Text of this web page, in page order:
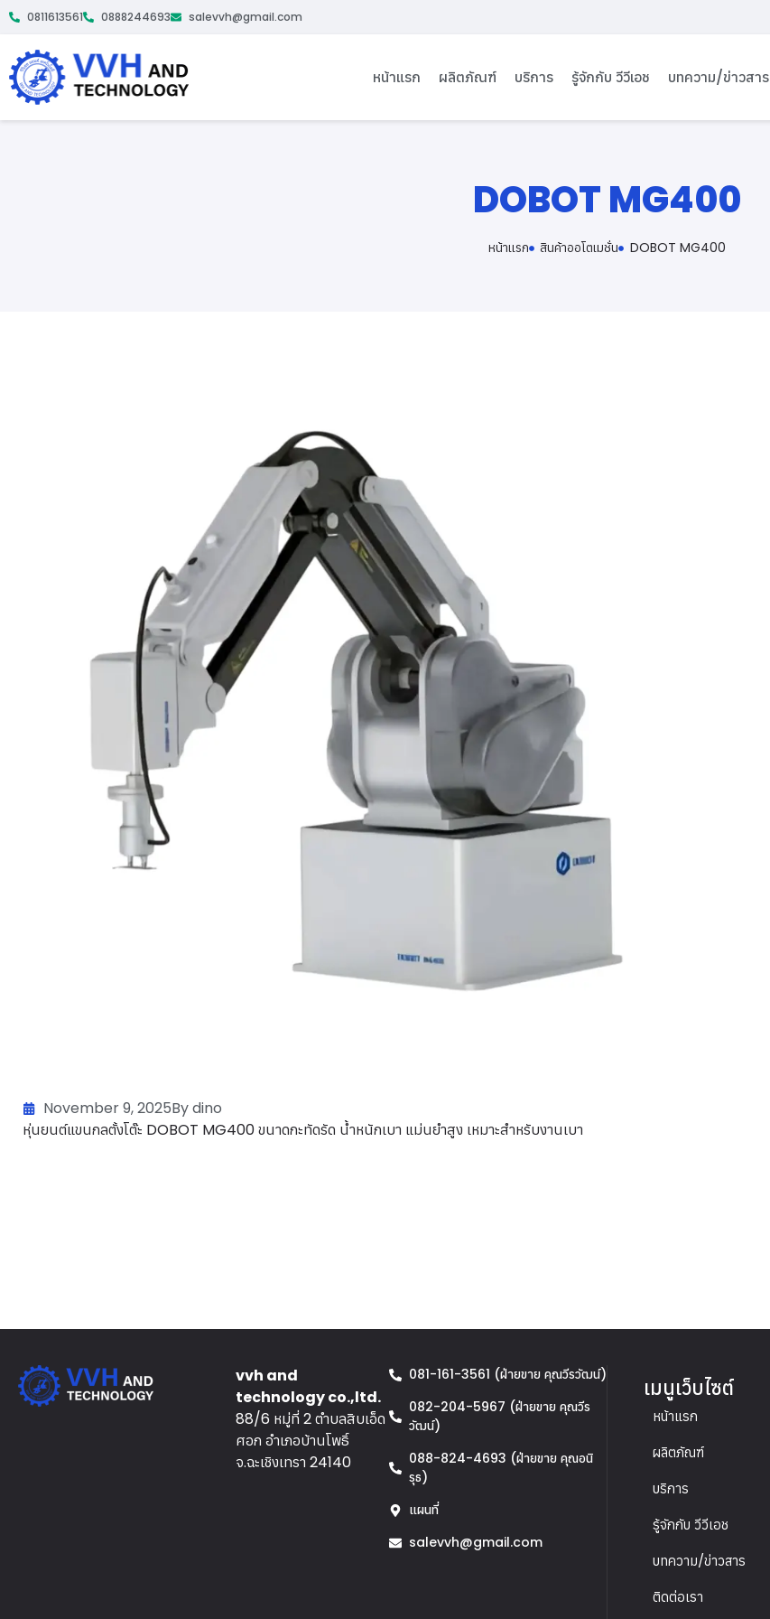
0811613561 0888244693 salevvh@gmail.com
หน้าแรก ผลิตภัณฑ์ บริการ รู้จักกับ วีวีเอช บทความ/ข่าวสาร
DOBOT MG400
หน้าเเรก สินค้าออโตเมชั่น DOBOT MG400
November 9, 2025By dino
หุ่นยนต์แขนกลตั้งโต๊ะ DOBOT MG400 ขนาดกะทัดรัด น้ำหนักเบา แม่นยำสูง เหมาะสำหรับงานเบา
vvh and
technology co.,ltd.
88/6 หมู่ที่ 2 ตำบลสิบเอ็ด
ศอก อำเภอบ้านโพธิ์
จ.ฉะเชิงเทรา 24140
081-161-3561 (ฝ่ายขาย คุณวีรวัฒน์)
082-204-5967 (ฝ่ายขาย คุณวีร
วัฒน์)
088-824-4693 (ฝ่ายขาย คุณอนิ
รุธ)
แผนที่
salevvh@gmail.com
เมนูเว็บไซต์
หน้าแรก
ผลิตภัณฑ์
บริการ
รู้จักกับ วีวีเอช
บทความ/ข่าวสาร
ติดต่อเรา